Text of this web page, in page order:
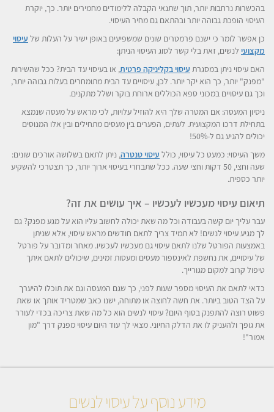
בהכשרות נרחבות יותר, תוך שתנאי הקבלה ללימודים מחמירים יותר. כך, יוקרת
העיסוי הופכת גבוהה יותר ובהתאם גם מחיר העיסוי.
כן אפשר לומר כי ישנם פרמטרים שונים שמשפיעים באופן ישיר על העלות של עיסוי
מקצועי לנשים, זאת בלי קשר לסוג העיסוי הניתן:
האם עיסוי ניתן במסגרת עיסוי בקליניקה פרטית, או בעיסוי עד הבית? ככל שהשירות
"מפנק" יותר, כך הוא יקר יותר. לכן, עיסויים עד הבית מתומחרים בעלות גבוהה יותר,
וכך גם עיסויים במכוני ספא הכוללים ארוחת בוקר ושלל מתקנים.
ניסיון המעסה: אם המטרה שלך היא להוזיל עלויות, לכי מראש על מעסה שנמצא
בתחילת דרכו המקצועית. לעתים, הפערים בין מעסים מתחילים ובין אלו המנוסים
יכולים להגיע גם ל-50%!
משך העיסוי: כמעט כל עיסוי, כולל עיסוי טנטרה, ניתן לתאם בשלושה אורכים שונים:
שעה וחצי, 50 דקות וחצי שעה. ככל שתבחרי בעיסוי ארוך יותר, כך תצטרכי להשקיע
יותר כספית.
תיאום עיסוי מעכשיו לעכשיו – איך עושים את זה?
עבר עליך יום קשה בעבודה וכל מה שאת יכולה לחשוב עליו הוא על מגע מפנק? גם
לך מגיע עיסוי לנשים! לא תמיד צריך לתאם חודשים מראש עיסוי, אלא שניתן
באמצעות הפורטל שלנו לתאם עיסוי גם מעכשיו לעכשיו. מאחר ומדובר על פורטל
של עיסויים, את נחשפת לאינספור מעסים ומעסות זמינים, שיכולים לתאם איתך
טיפול קרוב למקום מגורייך.
כדאי לתאם את העיסוי מספר שעות לפני, כך שגם המעסה וגם את תוכלו להיערך
על הצד הטוב ביותר. את חשה לחוצה או מתוחה, ישנו כאב שמטריד אותך או שאת
פשוט רוצה להתפנק בסוף היום? עיסוי לנשים הוא כל מה שאת צריכה בכדי לעורר
את גופך ולהעניק לו את הדלק החיוני. מצאי לך עוד היום עיסוי מפנק דרך "מון
אמור"!
מידע נוסף על עיסוי לנשים